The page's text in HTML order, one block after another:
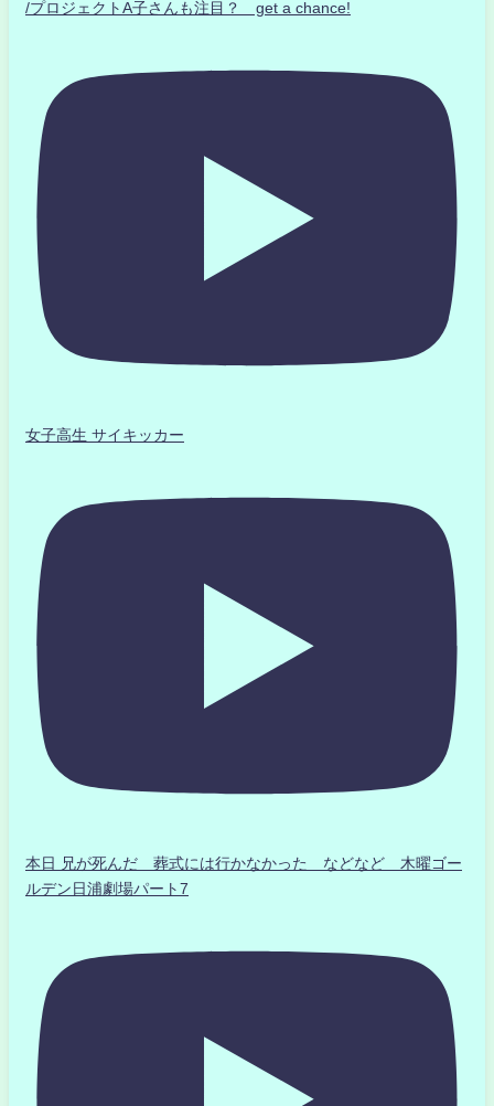
/プロジェクトA子さんも注目？ get a chance!
女子高生 サイキッカー
本日 兄が死んだ 葬式には行かなかった などなど 木曜ゴー
ルデン日浦劇場パート7